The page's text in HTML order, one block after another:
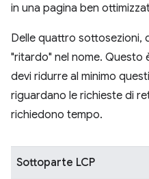
in una pagina ben
Delle quattro sottosezioni,
"ritardo" nel nome. Questo
devi ridurre al minimo
riguardano le richieste di
richiedono tempo.
Sottoparte LCP